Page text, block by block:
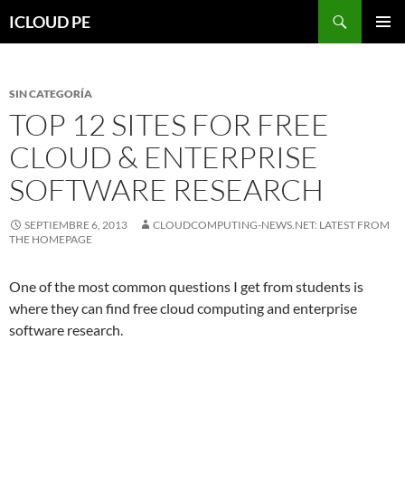
hacia
ICLOUD PE
SIN CATEGORÍA
TOP 12 SITES FOR FREE
CLOUD & ENTERPRISE
SOFTWARE RESEARCH
SEPTIEMBRE 6, 2013
CLOUDCOMPUTING-NEWS.NET: LATEST FROM
THE HOMEPAGE
One of the most common questions I get from students is
where they can find free cloud computing and enterprise
software research.